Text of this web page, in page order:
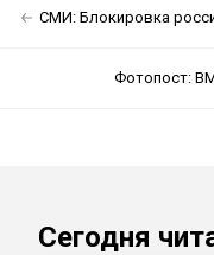
СМИ: Блокировка российского
Фотопост:
Сегодня